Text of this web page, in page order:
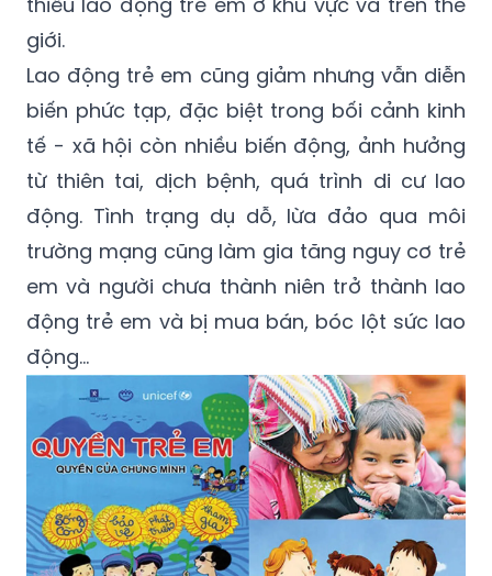
giới.
Lao động trẻ em cũng giảm nhưng vẫn diễn
biến phức tạp, đặc biệt trong bối cảnh kinh
tế - xã hội còn nhiều biến động, ảnh hưởng
từ thiên tai, dịch bệnh, quá trình di cư lao
động. Tình trạng dụ dỗ, lừa đảo qua môi
trường mạng cũng làm gia tăng nguy cơ trẻ
em và người chưa thành niên trở thành lao
động trẻ em và bị mua bán, bóc lột sức lao
động…